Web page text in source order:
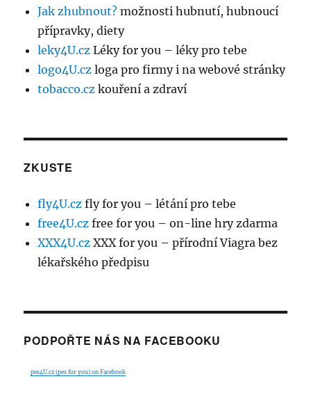
Jak zhubnout? možnosti hubnutí, hubnoucí
přípravky, diety
leky4U.cz Léky for you – léky pro tebe
logo4U.cz loga pro firmy i na webové stránky
tobacco.cz kouření a zdraví
ZKUSTE
fly4U.cz fly for you – létání pro tebe
free4U.cz free for you – on-line hry zdarma
XXX4U.cz XXX for you – přírodní Viagra bez
lékařského předpisu
PODPOŘTE NÁS NA FACEBOOKU
pes4U.cz (pes for you) on Facebook